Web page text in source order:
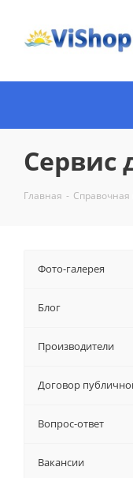
Сервис
Главная -
Фото-галерея
Блог
Производители
Договор
Вопрос-ответ
Вакансии